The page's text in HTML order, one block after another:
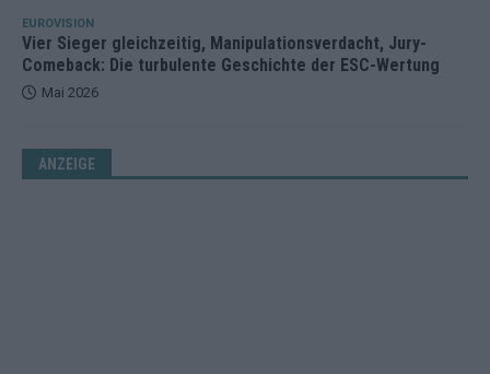
EUROVISION
Vier Sieger gleichzeitig, Manipulationsverdacht, Jury-
Comeback: Die turbulente Geschichte der ESC-Wertung
Mai 2026
ANZEIGE